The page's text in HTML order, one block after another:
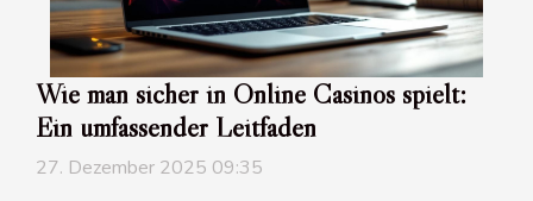
Wie man sicher in Online Casinos spielt:
Ein umfassender Leitfaden
27. Dezember 2025 09:35